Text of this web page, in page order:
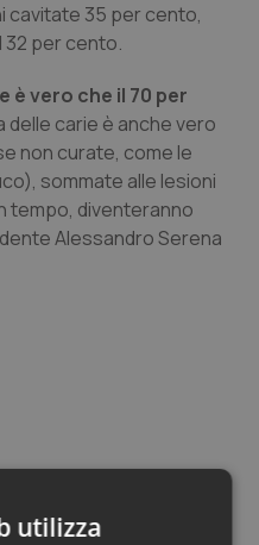
cavitate 35 per cento,
32 per cento.
è vero che il 70 per
delle carie è anche vero
non curate, come le
sommate alle lesioni
tempo, diventeranno
Alessandro Serena
utilizza